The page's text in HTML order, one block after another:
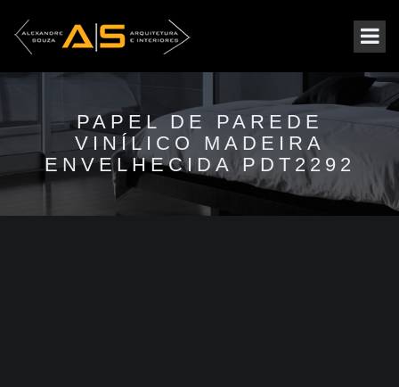
PAPEL DE PAREDE
VINÍLICO MADEIRA
ENVELHECIDA PDT2292